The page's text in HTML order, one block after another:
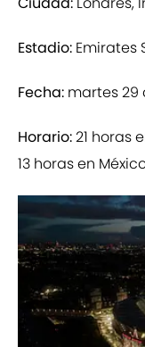
Estadio: Emirates
Fecha: martes 29
Horario:21 horas
13 horas en